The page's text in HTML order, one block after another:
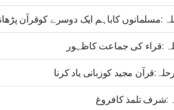
:مسلمانوں کاباہم ایک دوسرے کوقرآن
:قراء کی جماعت کاظہور
مجید کوزبانی یاد کرنا
:شرف تلمذ کافروغ